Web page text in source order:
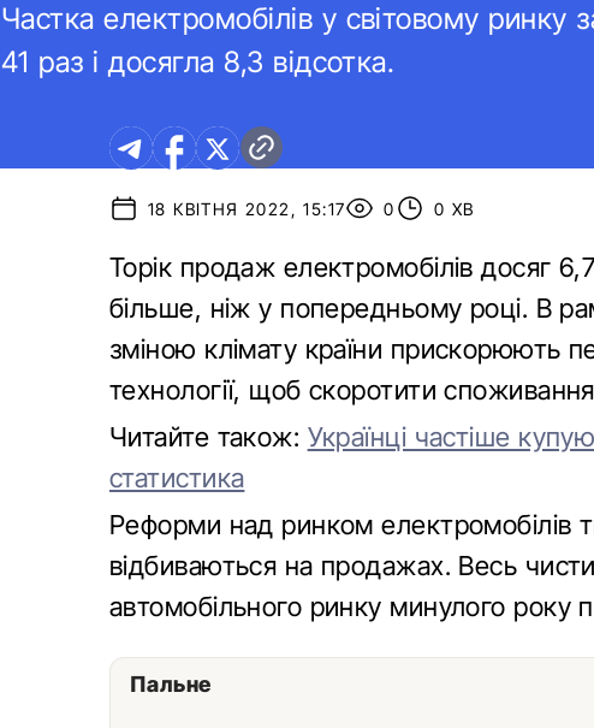
Частка електромобілів у світовому ринку
41 раз і досягла 8,3 відсотка.
18 КВІТНЯ 2022, 15:17 0 0 ХВ
Торік продаж електромобілів досяг
більше, ніж у попередньому році. В
зміною клімату країни прискорюють
технології, щоб скоротити
Читайте також: Українці частіше
статистика
Реформи над ринком електромобілів
відбиваються на продажах. Весь
автомобільного ринку минулого року
Пальне